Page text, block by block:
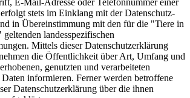
stets im Einklang mit der Datenschutz-
in Übereinstimmung mit den für die "Tiere in
landesspezifischen
Mittels dieser Datenschutzerklärung
die Öffentlichkeit über Art, Umfang und
genutzten und verarbeiteten
Daten informieren. Ferner werden betroffene
Datenschutzerklärung über die ihnen